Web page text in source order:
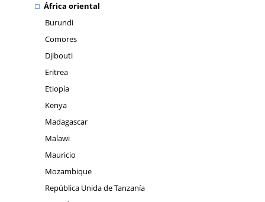
África oriental
Burundi
Comores
Djibouti
Eritrea
Etiopía
Kenya
Madagascar
Malawi
Mauricio
Mozambique
República Unida de Tanzanía